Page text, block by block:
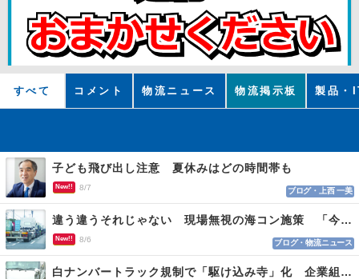
すべて コメント 物流ニュース 物流掲示板 製品・
子ども飛び出し注意 夏休みはどの時間帯も
New!! 8/7 ブログ・上西 一美
違う違うそれじゃない 現場無視の海コン施策 「今でも平均２～３時間は待つ」
New!! 8/6 ブログ・物流ニュース
白ナンバートラック規制で「駆け込み寺」化 企業組合が入会基準を見直しへ